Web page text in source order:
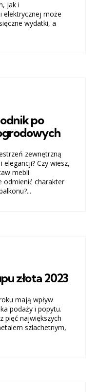
jak i
elektrycznej może
wydatki, a
po
zewnętrzną
elegancji? Czy wiesz,
mebli
odmienić charakter
złota 2023
mają wpływ
podaży i popytu.
pięć największych
szlachetnym,